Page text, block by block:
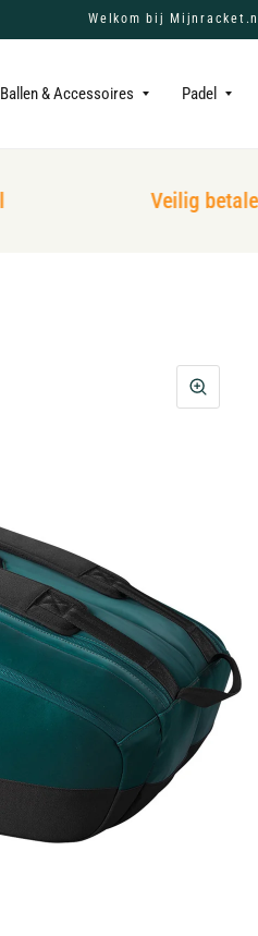
Welkom bij Mijnracket.nl
Ballen & Accessoires Padel
Veilig betalen